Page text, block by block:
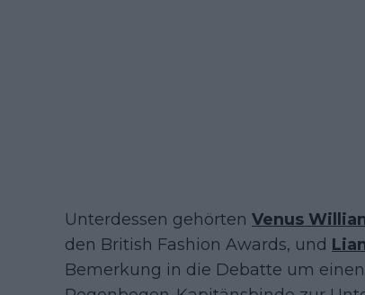
Unterdessen gehörten Venus
den British Fashion Awards, und
Bemerkung in die Debatte um